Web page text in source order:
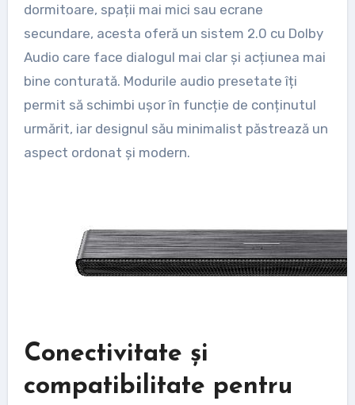
dormitoare, spații mai mici sau ecrane
secundare, acesta oferă un sistem 2.0 cu Dolby
Audio care face dialogul mai clar și acțiunea mai
bine conturată. Modurile audio presetate îți
permit să schimbi ușor în funcție de conținutul
urmărit, iar designul său minimalist păstrează un
aspect ordonat și modern.
Conectivitate și
compatibilitate pentru